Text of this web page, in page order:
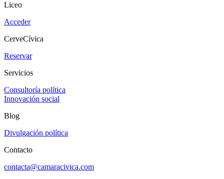
Liceo
Acceder
CerveCívica
Reservar
Servicios
Consultoría política
Innovación social
Blog
Divulgación política
Contacto
contacta@camaracivica.com